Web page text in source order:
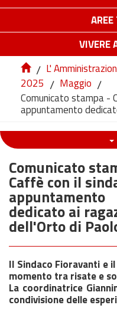
VIVERE
/ L'
2025 / Maggio /
Comunicato stampa -
appuntamento
Comunicato
Caffè con il
appuntamento
dedicato ai
dell'Orto di
Il Sindaco Fioravanti e
momento tra risate e
La coordinatrice
condivisione delle